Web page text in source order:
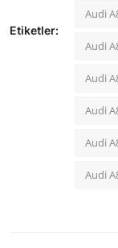
Etiketler:
Audi
Audi
Audi
Audi
Audi
Audi